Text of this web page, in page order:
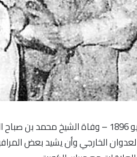
الكويت – 17 – 5 (كونا) — السابع عشر من مايو 1896
الخارجي وأن يشيد بعض